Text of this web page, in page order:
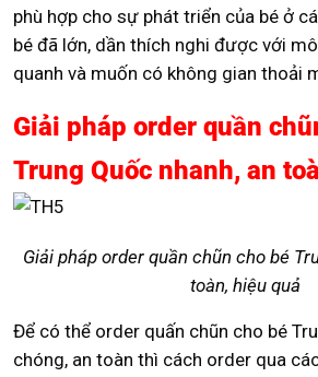
phù hợp cho sự phát triển của bé ở
bé đã lớn, dần thích nghi được với
quanh và muốn có không gian thoải
Giải pháp order quần
Trung Quốc nhanh, an
Giải pháp order quần chũn cho bé
toàn, hiệu quả
Để có thể order quấn chũn cho bé
chóng, an toàn thì cách order qua